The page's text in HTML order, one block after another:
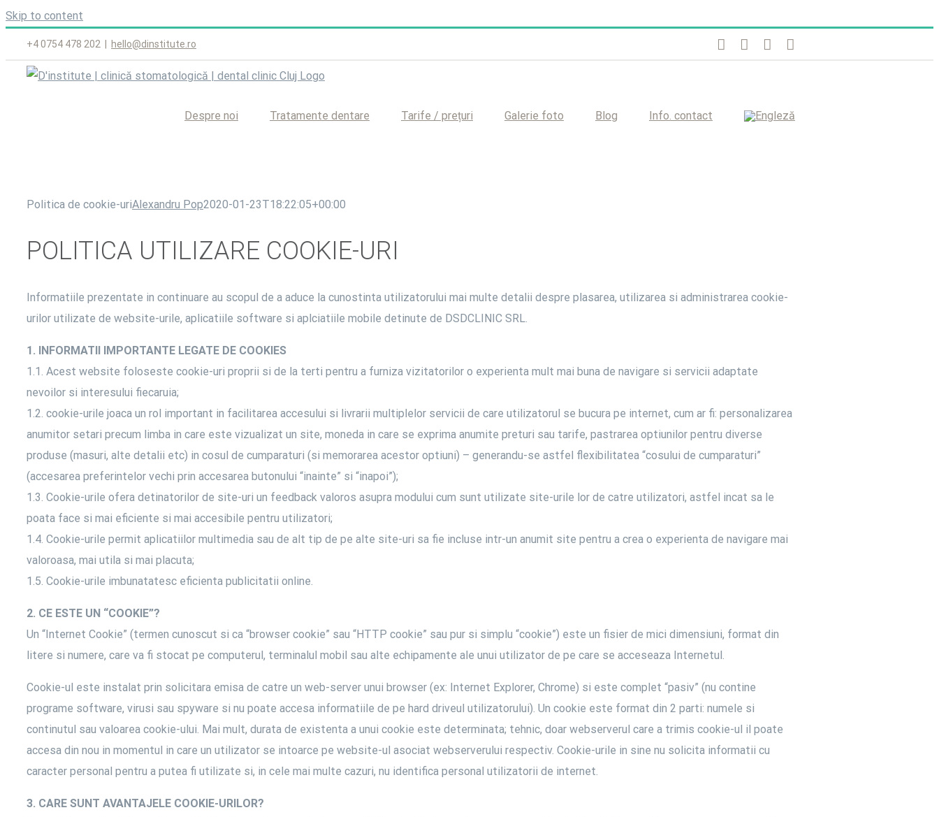
Skip to content
+4 0754 478 202 hello@dinstitute.ro
Despre noi Tratamente dentare Tarife / prețuri Galerie foto Blog Info. contact
Politica de cookie-uriAlexandru Pop2020-01-23T18:22:05+00:00
POLITICA UTILIZARE COOKIE-URI
Informatiile prezentate in continuare au scopul de a aduce la cunostinta utilizatorului mai multe detalii despre plasarea, utilizarea si administrarea cookie-
urilor utilizate de website-urile, aplicatiile software si aplciatiile mobile detinute de DSDCLINIC SRL.
1. INFORMATII IMPORTANTE LEGATE DE COOKIES
1.1. Acest website foloseste cookie-uri proprii si de la terti pentru a furniza vizitatorilor o experienta mult mai buna de navigare si servicii adaptate
nevoilor si interesului fiecaruia;
1.2. cookie-urile joaca un rol important in facilitarea accesului si livrarii multiplelor servicii de care utilizatorul se bucura pe internet, cum ar fi: personalizarea
anumitor setari precum limba in care este vizualizat un site, moneda in care se exprima anumite preturi sau tarife, pastrarea optiunilor pentru diverse
produse (masuri, alte detalii etc) in cosul de cumparaturi (si memorarea acestor optiuni) – generandu-se astfel flexibilitatea “cosului de cumparaturi”
(accesarea preferintelor vechi prin accesarea butonului “inainte” si “inapoi”);
1.3. Cookie-urile ofera detinatorilor de site-uri un feedback valoros asupra modului cum sunt utilizate site-urile lor de catre utilizatori, astfel incat sa le
poata face si mai eficiente si mai accesibile pentru utilizatori;
1.4. Cookie-urile permit aplicatiilor multimedia sau de alt tip de pe alte site-uri sa fie incluse intr-un anumit site pentru a crea o experienta de navigare mai
valoroasa, mai utila si mai placuta;
1.5. Cookie-urile imbunatatesc eficienta publicitatii online.
2. CE ESTE UN “COOKIE”?
Un “Internet Cookie” (termen cunoscut si ca “browser cookie” sau “HTTP cookie” sau pur si simplu “cookie”) este un fisier de mici dimensiuni, format din
litere si numere, care va fi stocat pe computerul, terminalul mobil sau alte echipamente ale unui utilizator de pe care se acceseaza Internetul.
Cookie-ul este instalat prin solicitara emisa de catre un web-server unui browser (ex: Internet Explorer, Chrome) si este complet “pasiv” (nu contine
programe software, virusi sau spyware si nu poate accesa informatiile de pe hard driveul utilizatorului). Un cookie este format din 2 parti: numele si
continutul sau valoarea cookie-ului. Mai mult, durata de existenta a unui cookie este determinata; tehnic, doar webserverul care a trimis cookie-ul il poate
accesa din nou in momentul in care un utilizator se intoarce pe website-ul asociat webserverului respectiv. Cookie-urile in sine nu solicita informatii cu
caracter personal pentru a putea fi utilizate si, in cele mai multe cazuri, nu identifica personal utilizatorii de internet.
3. CARE SUNT AVANTAJELE COOKIE-URILOR?